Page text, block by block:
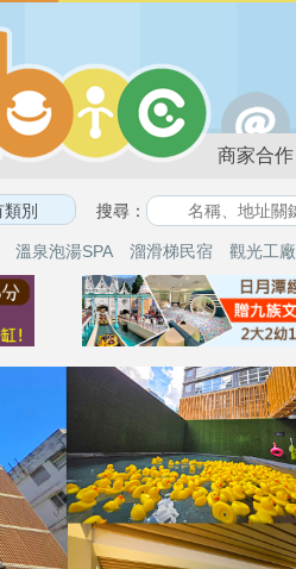
商家合作
搜尋：
溫泉泡湯SPA 溜滑梯民宿 觀光工廠